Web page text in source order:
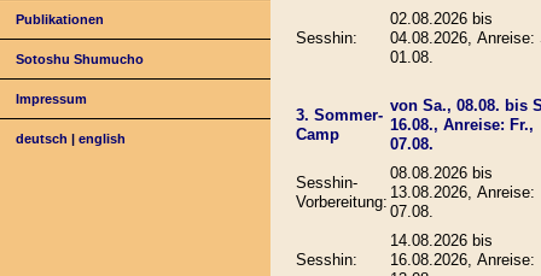
Publikationen
Sotoshu Shumucho
Impressum
deutsch |english
Sesshin:
02.08.2026 bis
04.08.2026, Anreise:
01.08.
3. Sommer-
Camp
von Sa., 08.08. bis
16.08., Anreise: Fr.,
07.08.
Sesshin-
Vorbereitung:
08.08.2026 bis
13.08.2026, Anreise:
07.08.
Sesshin:
14.08.2026 bis
16.08.2026, Anreise: